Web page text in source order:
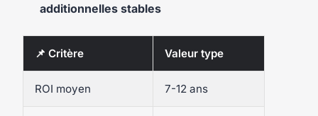
additionnelles stables
📌 Critère Valeur type
ROI moyen 7-12 ans